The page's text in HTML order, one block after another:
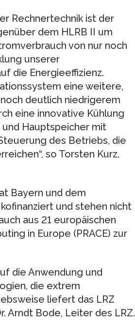
Rechnertechnik ist der
dem HLRB II um
von nur noch
unserer
die Energieeffizienz.
eine weitere,
deutlich niedrigerem
eine innovative Kühlung
Hauptspeicher mit
des Betriebs, die
so Torsten Kurz,
Bayern und dem
und stehen nicht
aus 21 europäischen
in Europe (PRACE) zur
die Anwendung und
die extrem
liefert das LRZ
Arndt Bode, Leiter des LRZ.